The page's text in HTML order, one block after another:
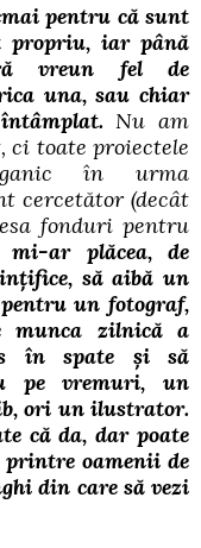
pentru că sunt
propriu, iar până
vreun fel de
una, sau chiar
Nu am
ci toate proiectele
în urma
cercetător (decât
fonduri pentru
mi-ar plăcea, de
să aibă un
un fotograf,
munca zilnică a
în spate și să
pe vremuri, un
ori un ilustrator.
că da, dar poate
oamenii de
din care să vezi